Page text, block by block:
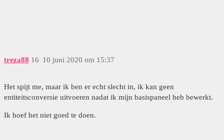
treza88 10 juni 2020 om 15:37
16
Het spijt me, maar ik ben er echt slecht in, ik kan geen
entiteitsconversie uitvoeren nadat ik mijn basispaneel heb bewerkt.
Ik hoef het niet goed te doen.